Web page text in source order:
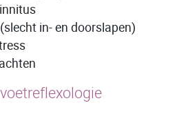
in- en doorslapen)